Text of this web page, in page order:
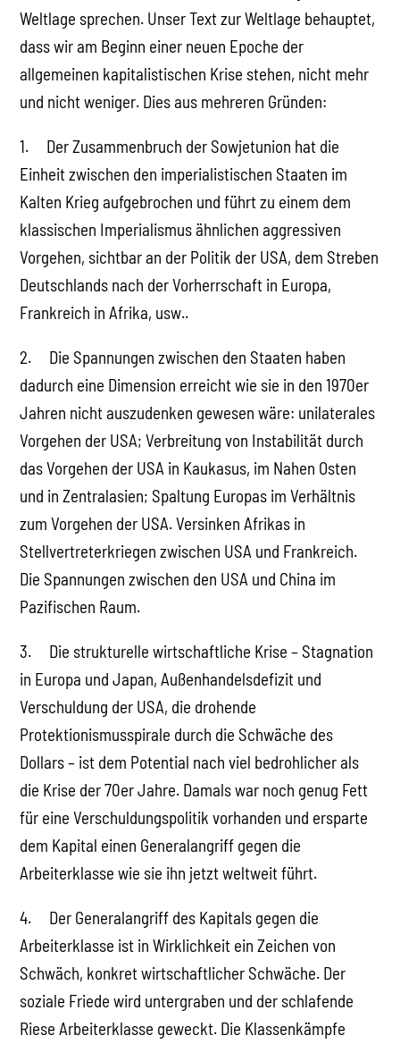
Weltlage sprechen. Unser Text zur Weltlage behauptet,
dass wir am Beginn einer neuen Epoche der
allgemeinen kapitalistischen Krise stehen, nicht mehr
und nicht weniger. Dies aus mehreren Gründen:
1. Der Zusammenbruch der Sowjetunion hat die
Einheit zwischen den imperialistischen Staaten im
Kalten Krieg aufgebrochen und führt zu einem dem
klassischen Imperialismus ähnlichen aggressiven
Vorgehen, sichtbar an der Politik der USA, dem Streben
Deutschlands nach der Vorherrschaft in Europa,
Frankreich in Afrika, usw..
2. Die Spannungen zwischen den Staaten haben
dadurch eine Dimension erreicht wie sie in den 1970er
Jahren nicht auszudenken gewesen wäre: unilaterales
Vorgehen der USA; Verbreitung von Instabilität durch
das Vorgehen der USA in Kaukasus, im Nahen Osten
und in Zentralasien; Spaltung Europas im Verhältnis
zum Vorgehen der USA. Versinken Afrikas in
Stellvertreterkriegen zwischen USA und Frankreich.
Die Spannungen zwischen den USA und China im
Pazifischen Raum.
3. Die strukturelle wirtschaftliche Krise – Stagnation
in Europa und Japan, Außenhandelsdefizit und
Verschuldung der USA, die drohende
Protektionismusspirale durch die Schwäche des
Dollars – ist dem Potential nach viel bedrohlicher als
die Krise der 70er Jahre. Damals war noch genug Fett
für eine Verschuldungspolitik vorhanden und ersparte
dem Kapital einen Generalangriff gegen die
Arbeiterklasse wie sie ihn jetzt weltweit führt.
4. Der Generalangriff des Kapitals gegen die
Arbeiterklasse ist in Wirklichkeit ein Zeichen von
Schwäch, konkret wirtschaftlicher Schwäche. Der
soziale Friede wird untergraben und der schlafende
Riese Arbeiterklasse geweckt. Die Klassenkämpfe